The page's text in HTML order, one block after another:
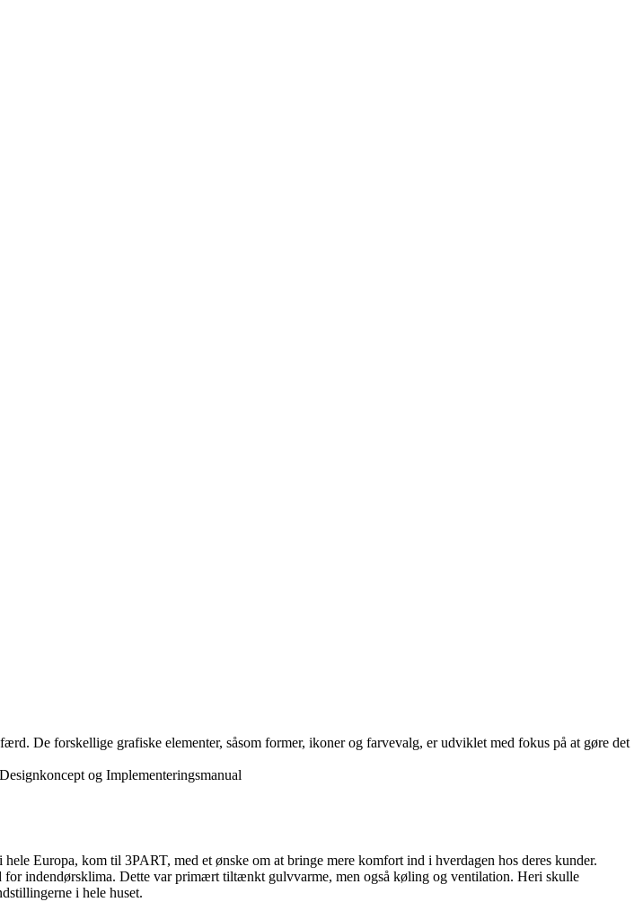
De forskellige grafiske elementer, såsom former, ikoner og farvevalg, er udviklet med fokus på at gøre det
og Implementeringsmanual
Europa, kom til 3PART, med et ønske om at bringe mere komfort ind i hverdagen hos deres kunder.
indendørsklima. Dette var primært tiltænkt gulvvarme, men også køling og ventilation. Heri skulle
i hele huset.